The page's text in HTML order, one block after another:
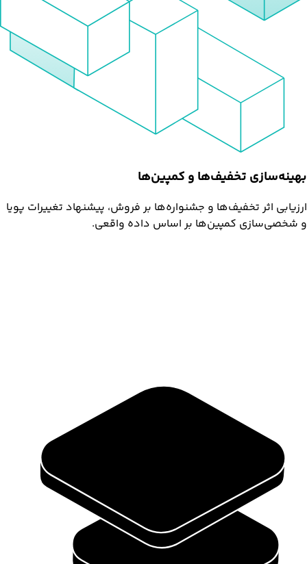
بهینه‌سازی تخفیف‌ها و کمپین‌ها
ارزیابی اثر تخفیف‌ها و جشنواره‌ها بر فروش، پیشنهاد تغییرات پویا
و شخصی‌سازی کمپین‌ها بر اساس داده واقعی.